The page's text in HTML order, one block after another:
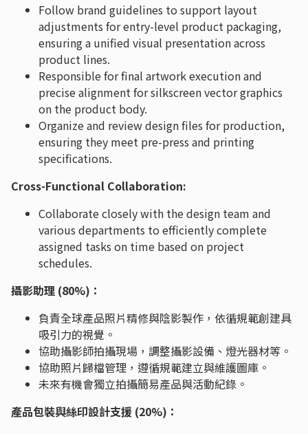
Follow brand guidelines to support layout
adjustments for entry-level product packaging,
ensuring a unified visual presentation across
product lines.
Responsible for final artwork execution and
precise alignment for silkscreen vector graphics
on the product body.
Organize and review design files for production,
ensuring they meet pre-press and printing
specifications.
Cross-Functional Collaboration:
Collaborate closely with the design team and
various departments to efficiently complete
assigned tasks on time based on project
schedules.
攝影助理 (80%)：
負責全球產品照片精修與陰影製作，依循規範創建具
吸引力的視覺。
協助攝影師拍攝現場，調整攝影設備、燈光器材等。
協助照片歸檔管理，遵循規範建立與維護圖庫。
未來有機會獨立拍攝簡易產品與活動紀錄。
產品包裝與絲印設計支援 (20%)：